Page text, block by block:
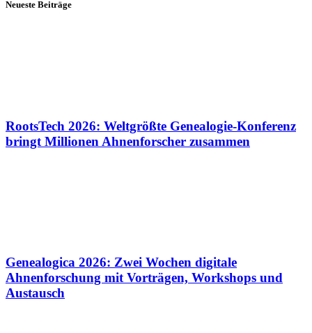
Neueste Beiträge
RootsTech 2026: Weltgrößte Genealogie-Konferenz
bringt Millionen Ahnenforscher zusammen
Genealogica 2026: Zwei Wochen digitale
Ahnenforschung mit Vorträgen, Workshops und
Austausch